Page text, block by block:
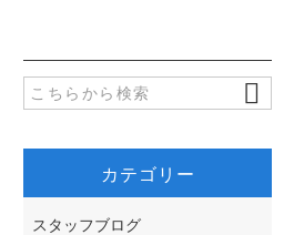
カテゴリー
スタッフブログ